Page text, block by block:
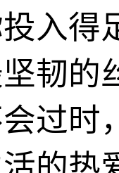
入得
韧的
过时